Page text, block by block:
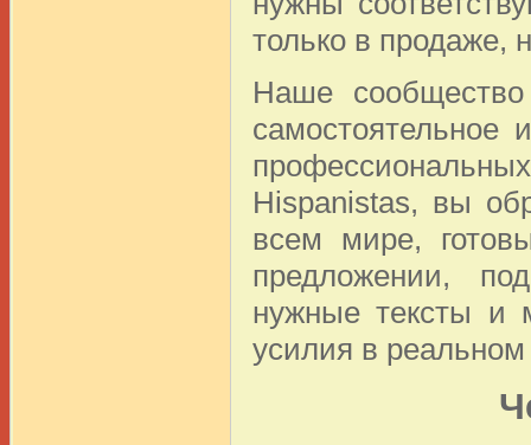
только в продаже,
Наше
самостоятельное
Hispanistas, вы
всем мире,
предложении,
нужные тексты и
усилия в